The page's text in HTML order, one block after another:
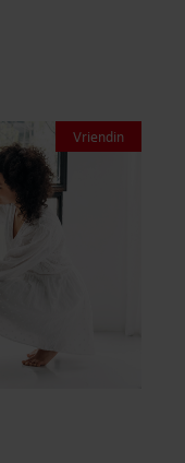
Vriendin